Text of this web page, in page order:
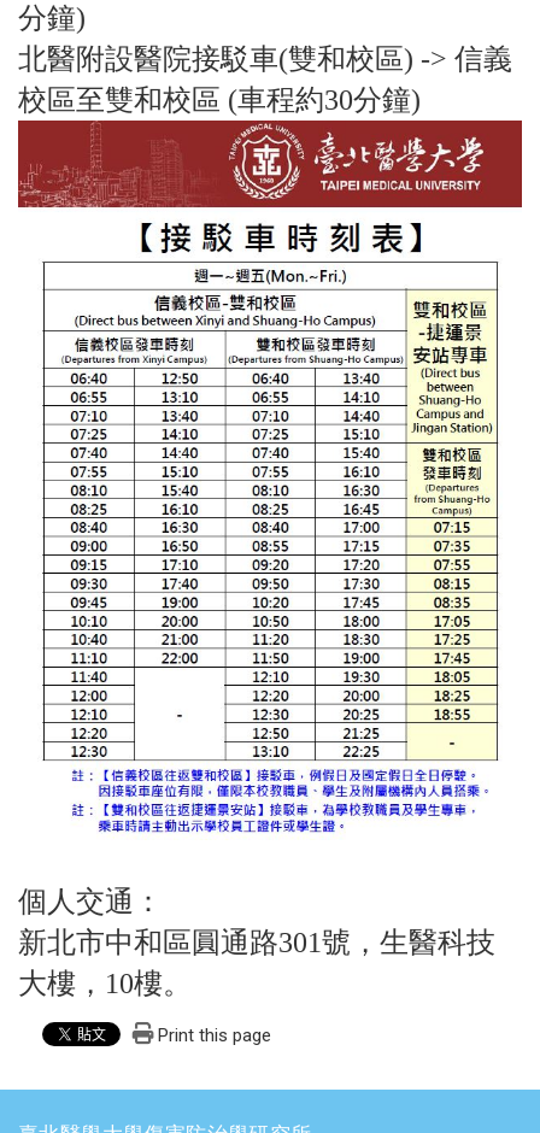
分鐘)
北醫附設醫院接駁車(雙和校區) -> 信義
校區至雙和校區 (車程約30分鐘)
個人交通：
新北市中和區圓通路301號，生醫科技
大樓，10樓。
Print this page